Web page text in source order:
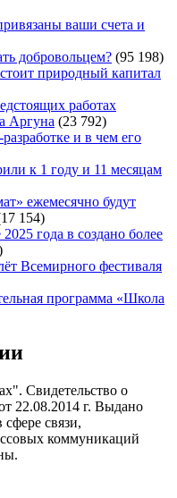
ваши счета и
добровольцем? (95 198)
природный капитал
работах
Аргуна (23 792)
и в чем его
к 1 году и 11 месяцам
ежемесячно будут
154)
года в создано более
Всемирного фестиваля
программа «Школа
Свидетельство о
22.08.2014 г. Выдано
связи,
коммуникаций